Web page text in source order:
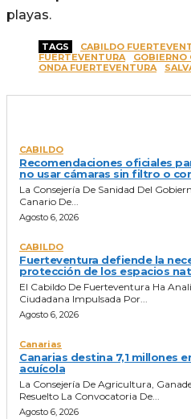
playas.
TAGS CABILDO
FUERTEVENTURA
GOBIERNO
ONDA FUERTEVENTURA
CABILDO
Recomendaciones oficiales
no usar cámaras sin filtro o
La Consejería De Sanidad Del
Canario De...
Agosto 6, 2026
CABILDO
Fuerteventura defiende la
protección de los espacios
El Cabildo De Fuerteventura Ha
Ciudadana Impulsada Por...
Agosto 6, 2026
Canarias
Canarias destina 7,1 millones
acuícola
La Consejería De Agricultura,
Resuelto La Convocatoria De...
Agosto 6, 2026